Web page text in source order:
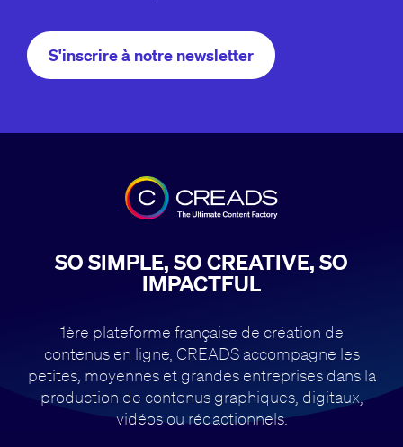
S'inscrire à notre newsletter
SO SIMPLE, SO CREATIVE, SO
IMPACTFUL
1ère plateforme française de création de
contenus en ligne, CREADS accompagne les
petites, moyennes et grandes entreprises dans la
production de contenus graphiques, digitaux,
vidéos ou rédactionnels.